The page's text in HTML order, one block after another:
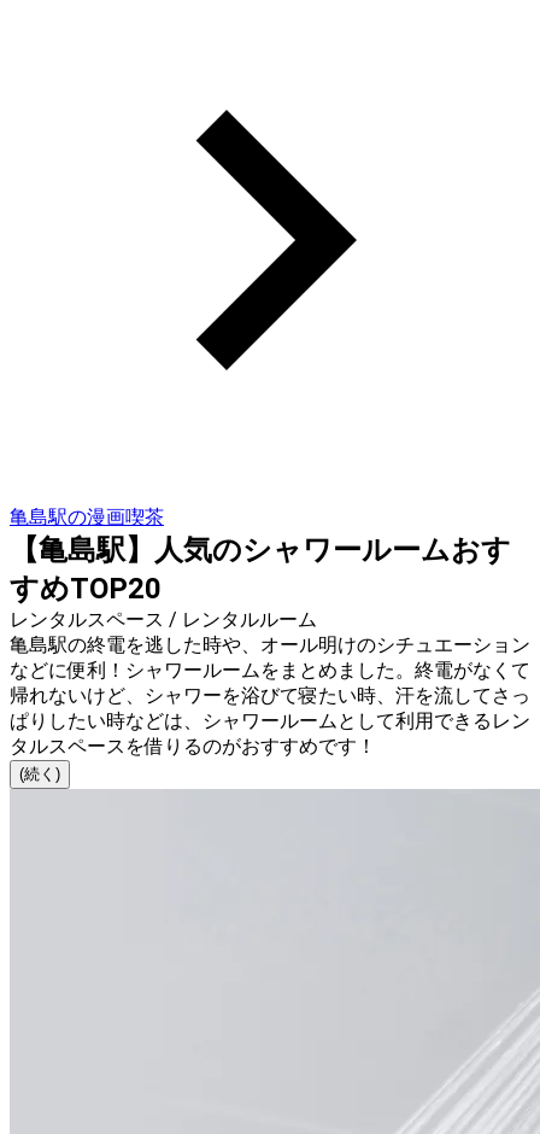
亀島駅の漫画喫茶
【亀島駅】人気のシャワールームおす
すめTOP20
レンタルスペース / レンタルルーム
亀島駅の終電を逃した時や、オール明けのシチュエーション
などに便利！シャワールームをまとめました。終電がなくて
帰れないけど、シャワーを浴びて寝たい時、汗を流してさっ
ぱりしたい時などは、シャワールームとして利用できるレン
タルスペースを借りるのがおすすめです！
(続く)